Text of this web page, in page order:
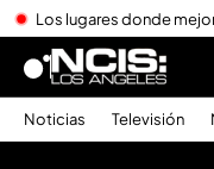
Los lugares donde
Noticias Televisión